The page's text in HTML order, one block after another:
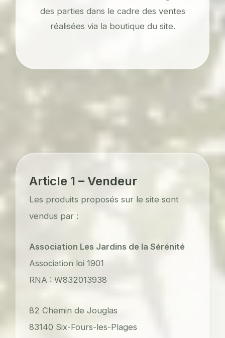
des parties dans le cadre des ventes
réalisées via la boutique du site.
Article 1 – Vendeur
Les produits proposés sur le site sont
vendus par :
Association Les Jardins de la Sérénité
Association loi 1901
RNA : W832013938
82 Chemin de Jouglas
83140 Six-Fours-les-Plages